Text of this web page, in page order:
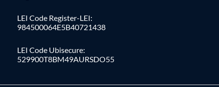
LEI Code Register-LEI:
984500064E5B40721438
LEI Code Ubisecure:
529900T8BM49AURSDO55